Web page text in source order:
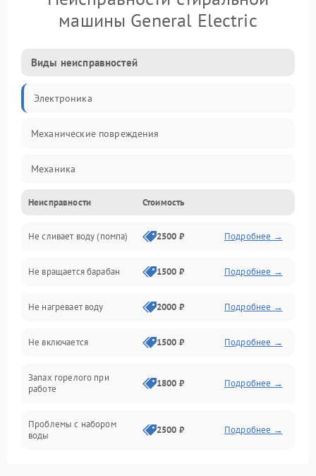
машины General Electric
Виды неисправностей
Электроника
Механические повреждения
Механика
Электропитание
Водоснабжение
Слив
Программное обеспечение
Неисправности Стоимость
Не сливает воду (помпа) 2500 ₽ Подробнее →
Не вращается барабан 1500 ₽ Подробнее →
Не нагревает воду 2000 ₽ Подробнее →
Не включается 1500 ₽ Подробнее →
Запах горелого при
работе
1800 ₽ Подробнее →
Проблемы с набором
воды
2500 ₽ Подробнее →